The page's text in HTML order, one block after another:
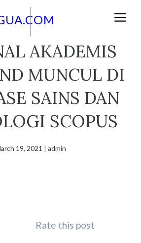
AKADEMIS
MUNCUL DI
SAINS DAN
SCOPUS
19, 2021 | admin
Rate this post